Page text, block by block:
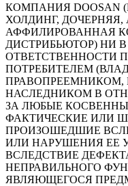
КОМПАНИЯ
ХОЛДИНГ,
АФФИЛИРОВАННАЯ
ДИСТРИБЬЮТОР) НИ
ОТВЕТСТВЕННОСТИ
ПОТРЕБИТЕЛЕМ
НАСЛЕДНИКОМ В
ЗА ЛЮБЫЕ
ФАКТИЧЕСКИЕ ИЛИ
ПРОИЗОШЕДШИЕ
ИЛИ НАРУШЕНИЯ ЕЕ
ВСЛЕДСТВИЕ
НЕПРАВИЛЬНОГО
ЯВЛЯЮЩЕГОСЯ